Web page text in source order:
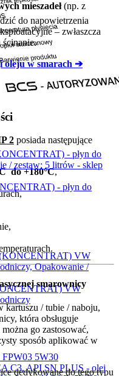
2 posiada następujące
do +180°C,
smarownicy
kartuszu / tubie / naboju,
która obsługuje
go zastosować,
sposób aplikować w
dedykowane do tego typu
mieszadeł(np. z
do napowietrzenia
– zwłaszcza
ścinanie.
oleju w smarach ➔
- płyn do
VW